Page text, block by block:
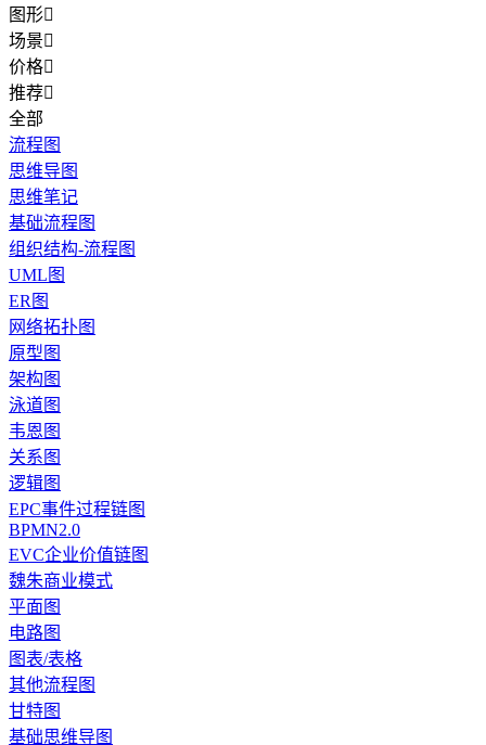
图形
场景
价格
推荐
全部
流程图
思维导图
思维笔记
基础流程图
组织结构-流程图
UML图
ER图
网络拓扑图
原型图
架构图
泳道图
韦恩图
关系图
逻辑图
EPC事件过程链图
BPMN2.0
EVC企业价值链图
魏朱商业模式
平面图
电路图
图表/表格
其他流程图
甘特图
基础思维导图